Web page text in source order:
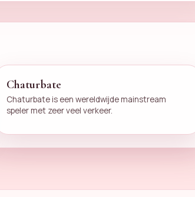
Chaturbate
Chaturbate is een wereldwijde mainstream
speler met zeer veel verkeer.